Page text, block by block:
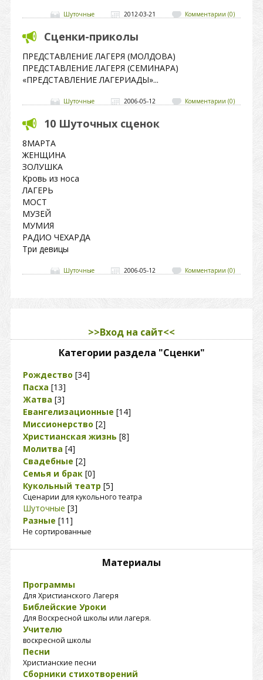
Шуточные 2012-03-21 Комментарии (0)
Сценки-приколы
ПРЕДСТАВЛЕНИЕ ЛАГЕРЯ (МОЛДОВА)
ПРЕДСТАВЛЕНИЕ ЛАГЕРЯ (СЕМИНАРА)
«ПРЕДСТАВЛЕНИЕ ЛАГЕРИАДЫ»...
Шуточные 2006-05-12 Комментарии (0)
10 Шуточных сценок
8МАРТА
ЖЕНЩИНА
ЗОЛУШКА
Кровь из носа
ЛАГЕРЬ
МОСТ
МУЗЕЙ
МУМИЯ
РАДИО ЧЕХАРДА
Три девицы
Шуточные 2006-05-12 Комментарии (0)
>>Вход на сайт<<
Категории раздела "Сценки"
Рождество [34]
Пасха [13]
Жатва [3]
Евангелизационные [14]
Миссионерство [2]
Христианская жизнь [8]
Молитва [4]
Свадебные [2]
Семья и брак [0]
Кукольный театр [5]
Сценарии для кукольного театра
Шуточные [3]
Разные [11]
Не сортированные
Материалы
Программы
Для Христианского Лагеря
Библейские Уроки
Для Воскресной школы или лагеря.
Учителю
воскресной школы
Песни
Христианские песни
Сборники стихотворений